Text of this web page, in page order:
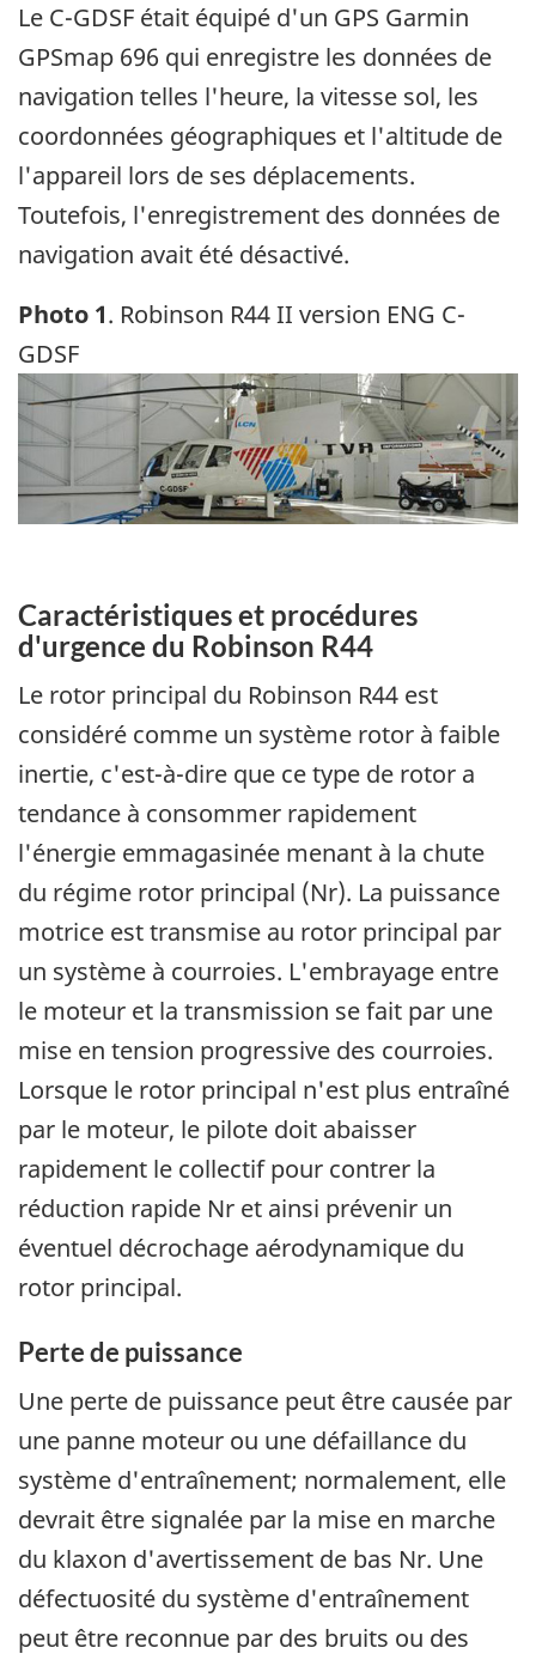
Le C-GDSF était équipé d'un GPS Garmin
GPSmap 696 qui enregistre les données de
navigation telles l'heure, la vitesse sol, les
coordonnées géographiques et l'altitude de
l'appareil lors de ses déplacements.
Toutefois, l'enregistrement des données de
navigation avait été désactivé.
Photo 1. Robinson R44 II version ENG C-
GDSF
Image
Caractéristiques et procédures
d'urgence du Robinson R44
Le rotor principal du Robinson R44 est
considéré comme un système rotor à faible
inertie, c'est-à-dire que ce type de rotor a
tendance à consommer rapidement
l'énergie emmagasinée menant à la chute
du régime rotor principal (Nr). La puissance
motrice est transmise au rotor principal par
un système à courroies. L'embrayage entre
le moteur et la transmission se fait par une
mise en tension progressive des courroies.
Lorsque le rotor principal n'est plus entraîné
par le moteur, le pilote doit abaisser
rapidement le collectif pour contrer la
réduction rapide Nr et ainsi prévenir un
éventuel décrochage aérodynamique du
rotor principal.
Perte de puissance
Une perte de puissance peut être causée par
une panne moteur ou une défaillance du
système d'entraînement; normalement, elle
devrait être signalée par la mise en marche
du klaxon d'avertissement de bas Nr. Une
défectuosité du système d'entraînement
peut être reconnue par des bruits ou des